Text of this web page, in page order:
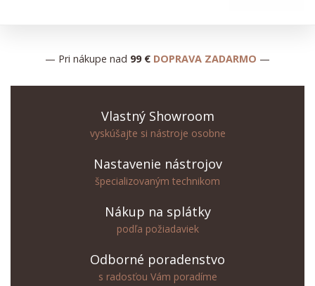
— Pri nákupe nad 99 € DOPRAVA ZADARMO —
Vlastný Showroom
vyskúšajte si nástroje osobne
Nastavenie nástrojov
špecializovaným technikom
Nákup na splátky
podľa požiadaviek
Odborné poradenstvo
s radosťou Vám poradíme